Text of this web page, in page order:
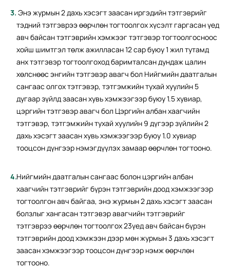
Энэ журмын 2 дахь хэсэгт заасан иргэдийн тэтгэврийг
тэдний тэтгэврээ өөрчлөн тогтоолгох хүсэлт гаргасан үед
авч байсан тэтгэврийн хэмжээг тэтгэвэр тогтоолгосноос
хойш шимтгэл төлж ажилласан 12 сар буюу 1 жил тутамд
анх тэтгэвэр тогтоолгоход баримталсан дундаж цалин
хөлснөөс энгийн тэтгэвэр авагч бол Нийгмийн даатгалын
сангаас олгох тэтгэвэр, тэтгэмжийн тухай хуулийн 5
дугаар зүйлд заасан хувь хэмжээгээр буюу 1.5 хувиар,
цэргийн тэтгэвэр авагч бол Цэргийн албан хаагчийн
тэтгэвэр, тэтгэмжийн тухай хуулийн 9 дүгээр зүйлийн 2
дахь хэсэгт заасан хувь хэмжээгээр буюу 1.0 хувиар
тооцсон дүнгээр нэмэгдүүлэх замаар өөрчлөн тогтооно.
Нийгмийн даатгалын сангаас болон цэргийн албан
хаагчийн тэтгэврийг бүрэн тэтгэврийн доод хэмжээгээр
тогтоолгон авч байгаа, энэ журмын 2 дахь хэсэгт заасан
болзлыг хангасан тэтгэвэр авагчийн тэтгэврийг
тэтгэврээ өөрчлөн тогтоолгох 23үед авч байсан бүрэн
тэтгэврийн доод хэмжээн дээр мөн журмын 3 дахь хэсэгт
заасан хэмжээгээр тооцсон дүнгээр нэмж өөрчлөн
тогтооно.